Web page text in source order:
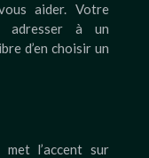
aider. Votre
adresser à un
d’en choisir un
l’accent sur